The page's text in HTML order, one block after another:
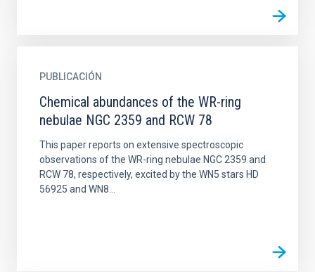
PUBLICACIÓN
Chemical abundances of the WR-ring
nebulae NGC 2359 and RCW 78
This paper reports on extensive spectroscopic
observations of the WR-ring nebulae NGC 2359 and
RCW 78, respectively, excited by the WN5 stars HD
56925 and WN8...